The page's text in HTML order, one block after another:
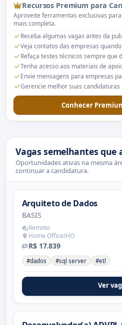
Recursos Premium para
Aproveite ferramentas exclusivas
mais completa.
Receba algumas vagas antes da
Veja contatos das empresas
Refaça testes técnicos sempre que
Tenha acesso aos materiais de
Envie mensagens para empresas
Gerencie melhor suas candidaturas
Conhecer
Vagas semelhantes que
Oportunidades ativas na mesma
continuar a candidatura.
Arquiteto de Dados
BASIS
Remoto
Home Office/HO
R$ 17.839
#dados #sql server #etl
Ver